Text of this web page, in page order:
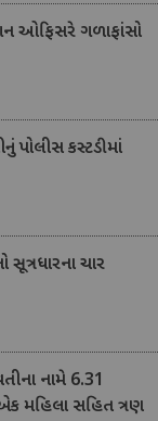
ઓફિસરે ગળાફાંસો
પોલીસ કસ્ટડીમાં
ચાર
નામે 6.31
મહિલા સહિત ત્રણ